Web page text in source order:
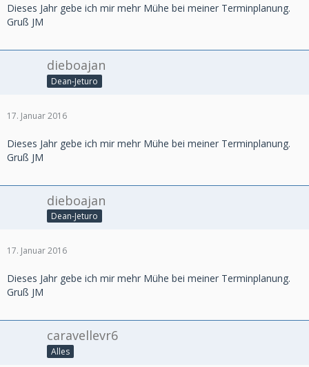
Dieses Jahr gebe ich mir mehr Mühe bei meiner Terminplanung.
Gruß JM
dieboajan
Dean-Jeturo
17. Januar 2016
Dieses Jahr gebe ich mir mehr Mühe bei meiner Terminplanung.
Gruß JM
dieboajan
Dean-Jeturo
17. Januar 2016
Dieses Jahr gebe ich mir mehr Mühe bei meiner Terminplanung.
Gruß JM
caravellevr6
Alles